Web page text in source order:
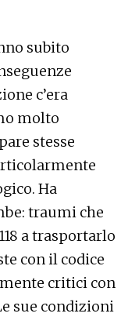
subito
c’era
molto
stesse
Ha
traumi che
a trasportarlo
con il codice
critici con
sue condizioni